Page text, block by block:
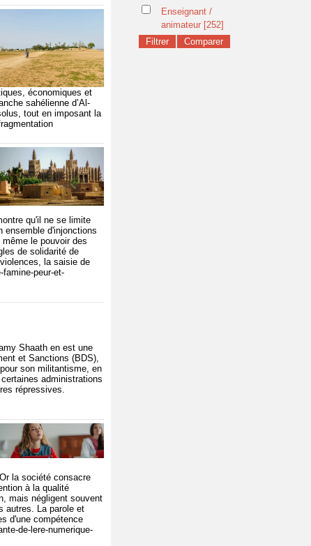
économiques et
sahélienne d’Al-
tout en imposant la
qu'il ne se limite
ensemble d'injonctions
le pouvoir des
de solidarité de
la saisie de
peur-et-
Shaath en est une
et Sanctions (BDS),
son militantisme, en
administrations
répressives.
la société consacre
à la qualité
mais négligent souvent
autres. La parole et
d'une compétence
de-lere-numerique-
Enseignant /
animateur [252]